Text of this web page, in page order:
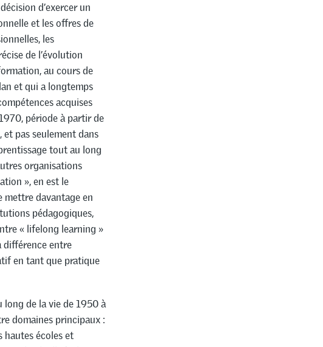
d’exercer un
et les offres de
les
de l’évolution
au cours de
et qui a longtemps
acquises
période à partir de
pas seulement dans
tout au long
organisations
», en est le
mettre davantage en
pédagogiques,
« lifelong learning »
différence entre
en tant que pratique
long de la vie de 1950 à
domaines principaux :
hautes écoles et